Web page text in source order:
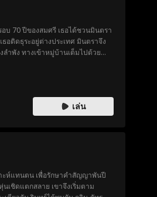
บ 70 ปีของสมศรี เธอได้ชวนมินตรา
อติดธุระอยู่ต่างประเทศ มินตราจึง
ำพัง ทางเข้าหมู่บ้านเต็มไปด้วย
ที่สุดมินตราก็ได้ย้ายไปต่างประเทศ
เล่น
ะห์แทนตน เพื่อรักษาคำสัญญาพันปี
ชิดแตกสลาย เขาจึงเริ่มตาม